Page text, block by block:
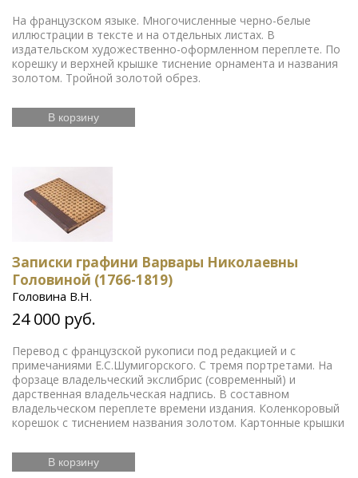
На французском языке. Многочисленные черно-белые
иллюстрации в тексте и на отдельных листах. В
издательском художественно-оформленном переплете. По
корешку и верхней крышке тиснение орнамента и названия
золотом. Тройной золотой обрез.
В корзину
Записки графини Варвары Николаевны
Головиной (1766-1819)
Головина В.Н.
24 000 руб.
Перевод с французской рукописи под редакцией и с
примечаниями Е.С.Шумигорского. С тремя портретами. На
форзаце владельческий экслибрис (современный) и
дарственная владельческая надпись. В составном
владельческом переплете времени издания. Коленкоровый
корешок с тиснением названия золотом. Картонные крышки
В корзину